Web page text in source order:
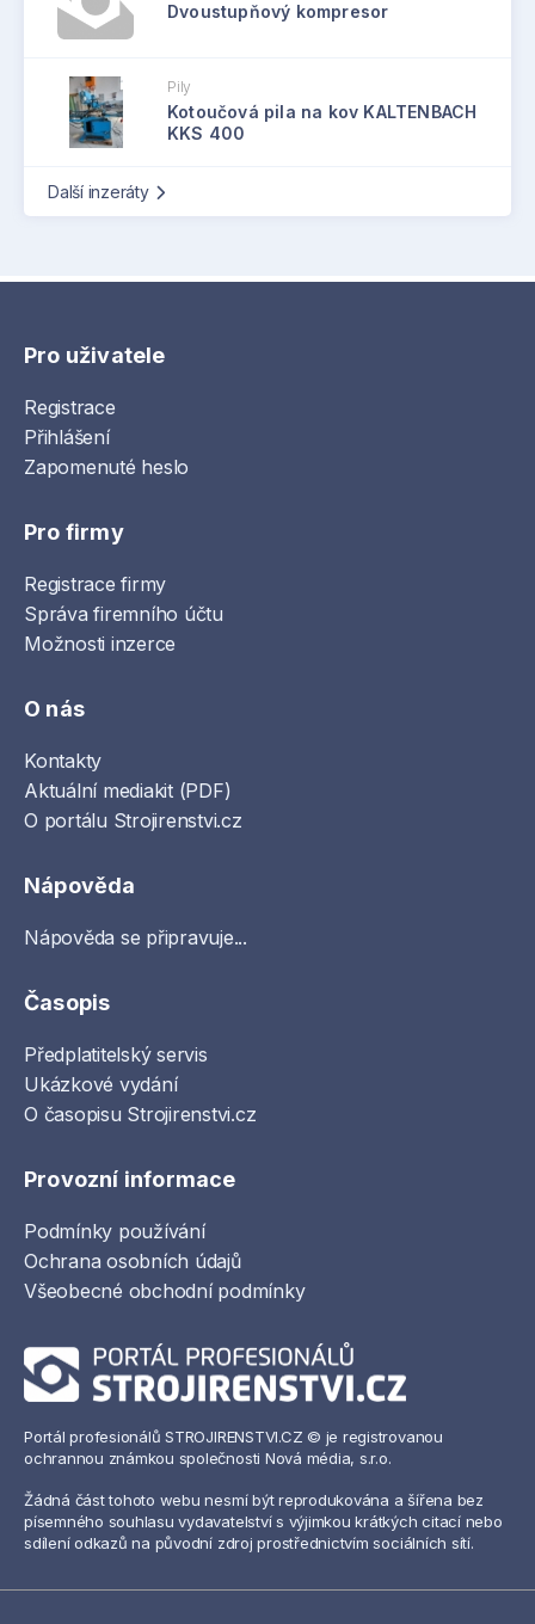
Dvoustupňový kompresor
Pily
Kotoučová pila na kov KALTENBACH
KKS 400
Další inzeráty
Pro uživatele
Registrace
Přihlášení
Zapomenuté heslo
Pro firmy
Registrace firmy
Správa firemního účtu
Možnosti inzerce
O nás
Kontakty
Aktuální mediakit (PDF)
O portálu Strojirenstvi.cz
Nápověda
Nápověda se připravuje...
Časopis
Předplatitelský servis
Ukázkové vydání
O časopisu Strojirenstvi.cz
Provozní informace
Podmínky používání
Ochrana osobních údajů
Všeobecné obchodní podmínky
Portál profesionálů STROJIRENSTVI.CZ © je registrovanou
ochrannou známkou společnosti Nová média, s.r.o.
Žádná část tohoto webu nesmí být reprodukována a šířena bez
písemného souhlasu vydavatelství s výjimkou krátkých citací nebo
sdílení odkazů na původní zdroj prostřednictvím sociálních sítí.